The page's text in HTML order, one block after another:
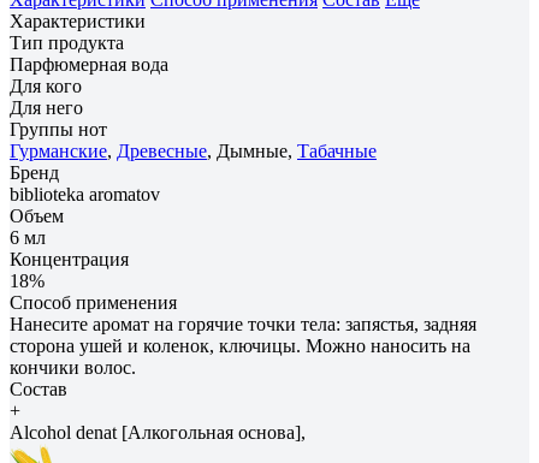
Характеристики
Тип продукта
Парфюмерная вода
Для кого
Для него
Группы нот
Гурманские, Древесные, Дымные, Табачные
Бренд
biblioteka aromatov
Объем
6 мл
Концентрация
18%
Способ применения
Нанесите аромат на горячие точки тела: запястья, задняя
сторона ушей и коленок, ключицы. Можно наносить на
кончики волос.
Состав
+
Alcohol denat [Алкогольная основа],